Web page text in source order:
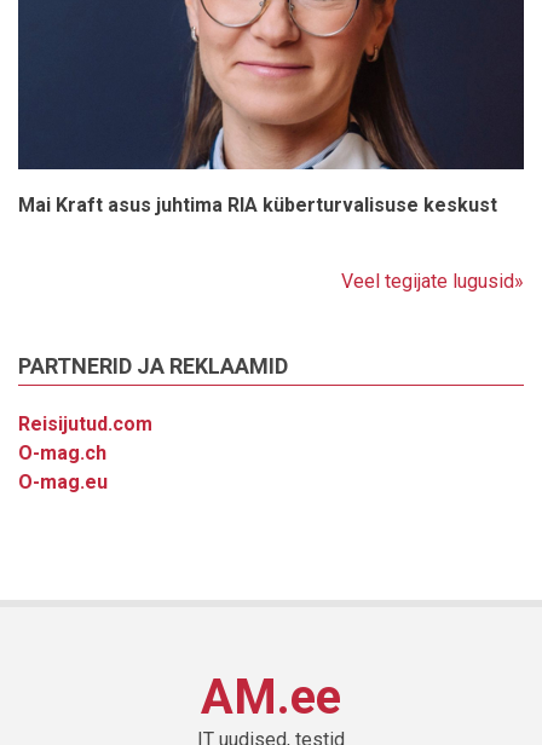
Mai Kraft asus juhtima RIA küberturvalisuse keskust
Veel tegijate lugusid»
PARTNERID JA REKLAAMID
Reisijutud.com
O-mag.ch
O-mag.eu
AM.ee
IT uudised, testid